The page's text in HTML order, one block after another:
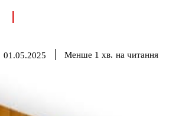
01.05.2025 Менше 1 хв. на читання